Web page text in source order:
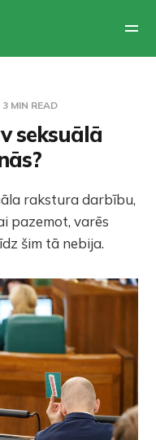
3 MIN READ
seksuālā
rakstura darbību,
pazemot, varēs
šim tā nebija.